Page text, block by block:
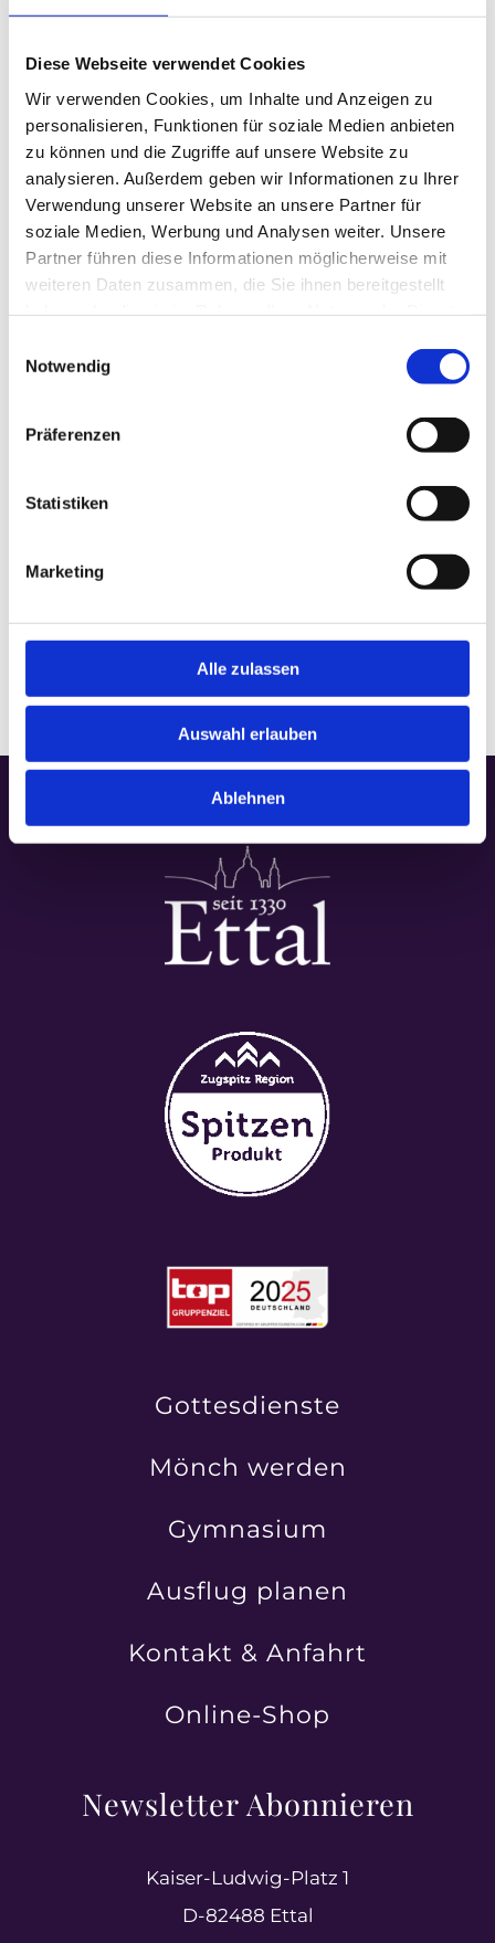
Diese Webseite verwendet Cookies
Wir verwenden Cookies, um Inhalte und Anzeigen zu
personalisieren, Funktionen für soziale Medien anbieten
zu können und die Zugriffe auf unsere Website zu
analysieren. Außerdem geben wir Informationen zu Ihrer
Verwendung unserer Website an unsere Partner für
soziale Medien, Werbung und Analysen weiter. Unsere
Partner führen diese Informationen möglicherweise mit
weiteren Daten zusammen, die Sie ihnen bereitgestellt
Notwendig
Präferenzen
Statistiken
Marketing
Alle zulassen
Auswahl erlauben
Ablehnen
Liqueurmanufaktur-
Führung
Liqueurmanufaktur-
Führung
DETAILS
Zeit:
Eintritt:
Gottesdienste
Mönch werden
Gymnasium
Ausflug planen
Kontakt & Anfahrt
Online-Shop
Newsletter Abonnieren
Kaiser-Ludwig-Platz 1
D-82488 Ettal